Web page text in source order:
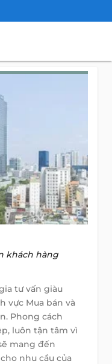
khách hàng
tư vấn giàu
vực Mua bán và
Phong cách
luôn tận tâm vì
mang đến
nhu cầu của